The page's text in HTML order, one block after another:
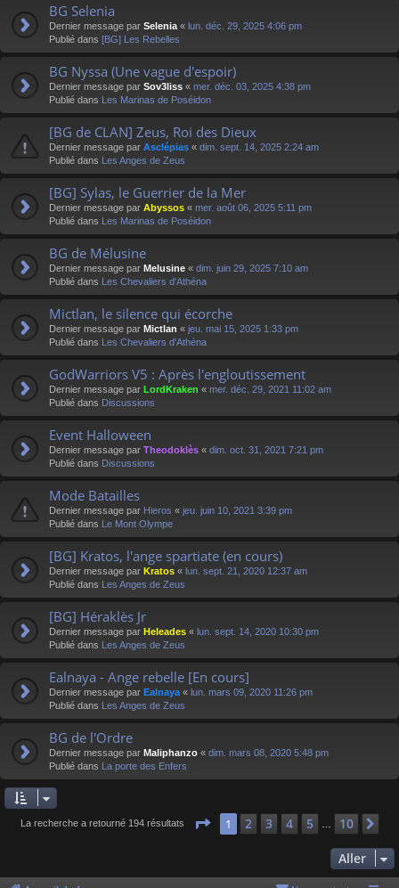
BG Selenia
Dernier message par Selenia « lun. déc. 29, 2025 4:06 pm
Publié dans [BG] Les Rebelles
BG Nyssa (Une vague d'espoir)
Dernier message par Sov3liss « mer. déc. 03, 2025 4:38 pm
Publié dans Les Marinas de Poséidon
[BG de CLAN] Zeus, Roi des Dieux
Dernier message par Asclépias « dim. sept. 14, 2025 2:24 am
Publié dans Les Anges de Zeus
[BG] Sylas, le Guerrier de la Mer
Dernier message par Abyssos « mer. août 06, 2025 5:11 pm
Publié dans Les Marinas de Poséidon
BG de Mélusine
Dernier message par Melusine « dim. juin 29, 2025 7:10 am
Publié dans Les Chevaliers d'Athéna
Mictlan, le silence qui écorche
Dernier message par Mictlan « jeu. mai 15, 2025 1:33 pm
Publié dans Les Chevaliers d'Athéna
GodWarriors V5 : Après l'engloutissement
Dernier message par LordKraken « mer. déc. 29, 2021 11:02 am
Publié dans Discussions
Event Halloween
Dernier message par Theodoklès « dim. oct. 31, 2021 7:21 pm
Publié dans Discussions
Mode Batailles
Dernier message par Hieros « jeu. juin 10, 2021 3:39 pm
Publié dans Le Mont Olympe
[BG] Kratos, l'ange spartiate (en cours)
Dernier message par Kratos « lun. sept. 21, 2020 12:37 am
Publié dans Les Anges de Zeus
[BG] Héraklès Jr
Dernier message par Heleades « lun. sept. 14, 2020 10:30 pm
Publié dans Les Anges de Zeus
Ealnaya - Ange rebelle [En cours]
Dernier message par Ealnaya « lun. mars 09, 2020 11:26 pm
Publié dans Les Anges de Zeus
BG de l'Ordre
Dernier message par Maliphanzo « dim. mars 08, 2020 5:48 pm
Publié dans La porte des Enfers
La recherche a retourné 194 résultats Page 1sur 10
1 2 3 4 5 10
Aller